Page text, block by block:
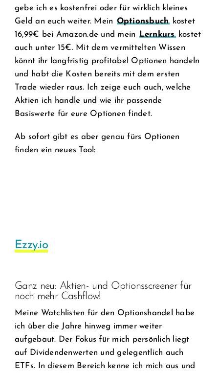
gebe ich es kostenfrei oder für wirklich kleines
Geld an euch weiter. Mein Optionsbuch
kostet
16,99€ bei Amazon.de und mein Lernkurskostet
auch unter 15€. Mit dem vermittelten Wissen
könnt ihr langfristig profitabel Optionen handeln
und habt die Kosten bereits mit dem ersten
Trade wieder raus. Ich zeige euch auch, welche
Aktien ich handle und wie ihr passende
Basiswerte für eure Optionen findet.
Ab sofort gibt es aber genau fürs Optionen
finden ein neues Tool:
Ezzy.io
Ganz neu: Aktien- und Optionsscreener für
noch mehr Cashflow!
Meine Watchlisten für den Optionshandel habe
ich über die Jahre hinweg immer weiter
aufgebaut. Der Fokus für mich persönlich liegt
auf Dividendenwerten und gelegentlich auch
ETFs. In diesem Bereich kenne ich mich aus und